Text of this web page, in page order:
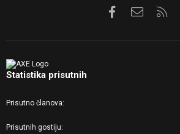
Facebook
Statistika prisutnih
Prisutno članova
Prisutnih gostiju